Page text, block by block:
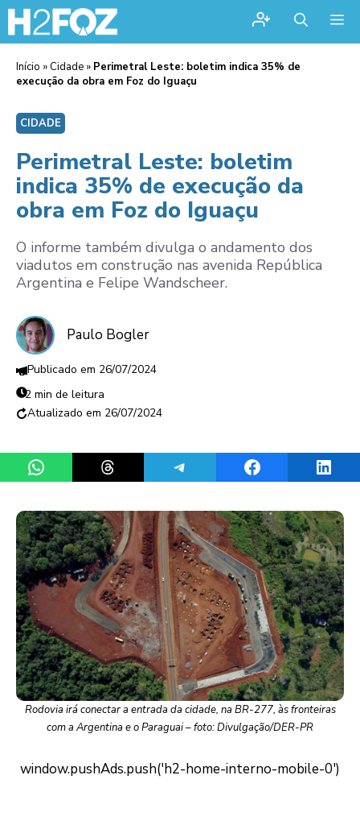
Início » Cidade » Perimetral Leste: boletim indica 35% de
execução da obra em Foz do Iguaçu
CIDADE
Perimetral Leste: boletim
indica 35% de execução da
obra em Foz do Iguaçu
O informe também divulga o andamento dos
viadutos em construção nas avenida República
Argentina e Felipe Wandscheer.
Paulo Bogler
26/07/2024
2 min de leitura
26/07/2024
Share on WhatsAppShare on ThreadsShare on TelegramShare on Facebook
Rodovia irá conectar a entrada da cidade, na BR-277, às fronteiras
com a Argentina e o Paraguai – foto: Divulgação/DER-PR